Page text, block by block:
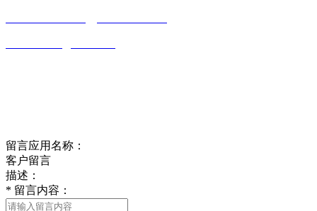
留言应用名称：
客户留言
描述：
* 留言内容：